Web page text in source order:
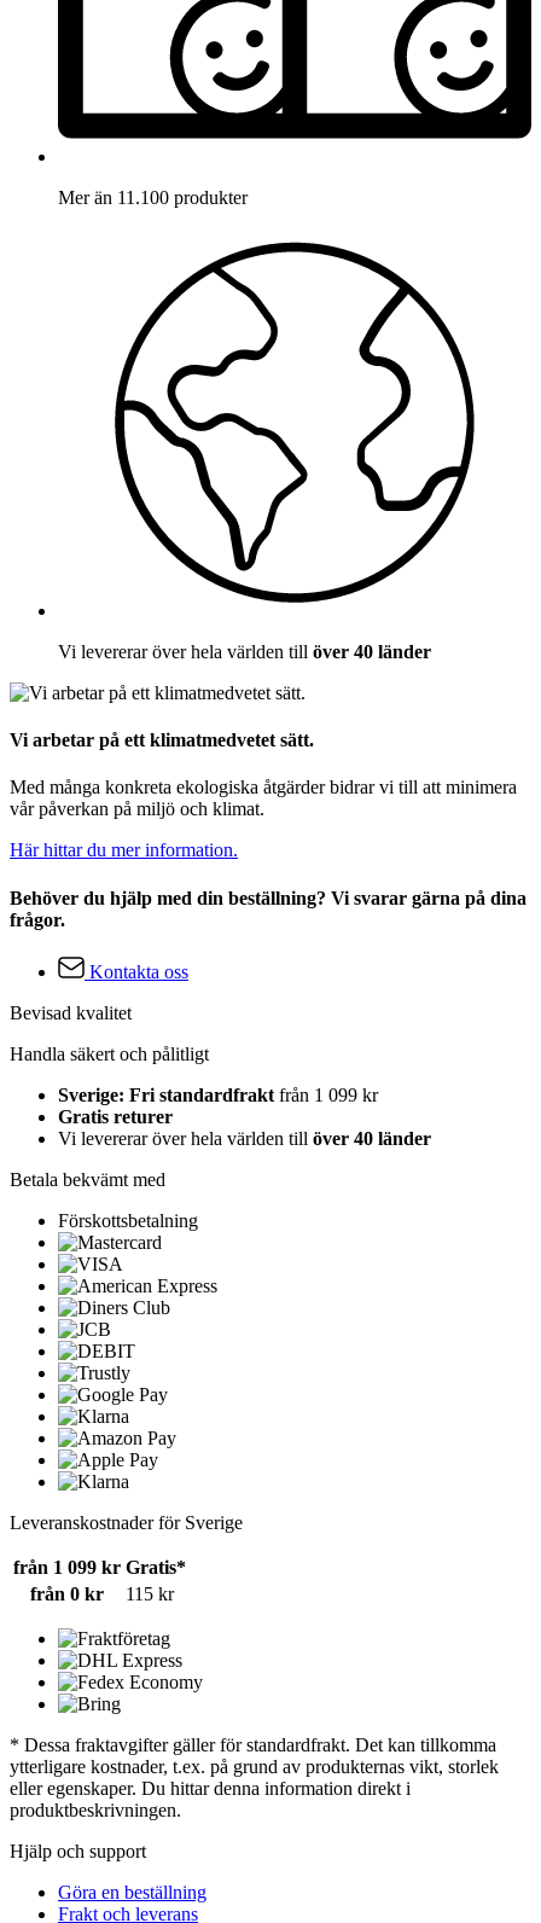
Mer än 11.100 produkter
Vi levererar över hela världen till över 40 länder
Vi arbetar på ett klimatmedvetet sätt.
Med många konkreta ekologiska åtgärder bidrar vi till att minimera
vår påverkan på miljö och klimat.
Här hittar du mer information.
Behöver du hjälp med din beställning? Vi svarar gärna på dina
frågor.
Kontakta oss
Bevisad kvalitet
Handla säkert och pålitligt
Sverige: Fri standardfrakt från 1 099 kr
Gratis returer
Vi levererar över hela världen till över 40 länder
Betala bekvämt med
Förskottsbetalning
Leveranskostnader för Sverige
från 1 099 kr Gratis*
från 0 kr
115 kr
* Dessa fraktavgifter gäller för standardfrakt. Det kan tillkomma
ytterligare kostnader, t.ex. på grund av produkternas vikt, storlek
eller egenskaper. Du hittar denna information direkt i
produktbeskrivningen.
Hjälp och support
Göra en beställning
Frakt och leverans